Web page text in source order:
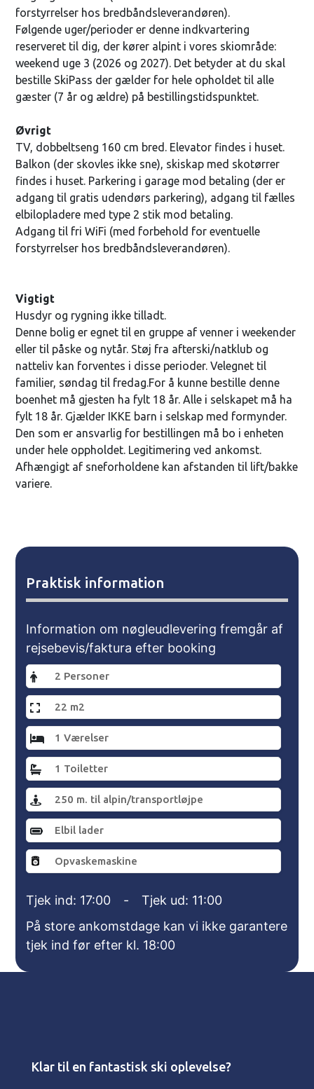
forstyrrelser hos bredbåndsleverandøren).
Følgende uger/perioder er denne indkvartering
reserveret til dig, der kører alpint i vores skiområde:
weekend uge 3 (2026 og 2027). Det betyder at du skal
bestille SkiPass der gælder for hele opholdet til alle
gæster (7 år og ældre) på bestillingstidspunktet.
Øvrigt
TV, dobbeltseng 160 cm bred. Elevator findes i huset.
Balkon (der skovles ikke sne), skiskap med skotørrer
findes i huset. Parkering i garage mod betaling (der er
adgang til gratis udendørs parkering), adgang til fælles
elbilopladere med type 2 stik mod betaling.
Adgang til fri WiFi (med forbehold for eventuelle
forstyrrelser hos bredbåndsleverandøren).
Vigtigt
Husdyr og rygning ikke tilladt.
Denne bolig er egnet til en gruppe af venner i weekender
eller til påske og nytår. Støj fra afterski/natklub og
natteliv kan forventes i disse perioder. Velegnet til
familier, søndag til fredag.For å kunne bestille denne
boenhet må gjesten ha fylt 18 år. Alle i selskapet må ha
fylt 18 år. Gjælder IKKE barn i selskap med formynder.
Den som er ansvarlig for bestillingen må bo i enheten
under hele oppholdet. Legitimering ved ankomst.
Afhængigt af sneforholdene kan afstanden til lift/bakke
variere.
Praktisk information
Information om nøgleudlevering fremgår af
rejsebevis/faktura efter booking
2 Personer
22 m2
1 Værelser
1 Toiletter
250 m. til alpin/transportløjpe
Elbil lader
Opvaskemaskine
Tjek ind: 17:00 -
Tjek ud: 11:00
På store ankomstdage kan vi ikke garantere
tjek ind før efter kl. 18:00
Klar til en fantastisk ski oplevelse?